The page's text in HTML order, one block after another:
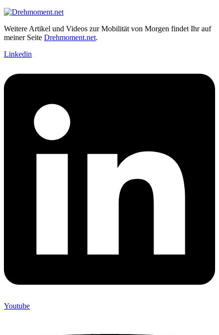
Weitere Artikel und Videos zur Mobilität von Morgen findet Ihr auf
meiner Seite Drehmoment.net.
Linkedin
Youtube